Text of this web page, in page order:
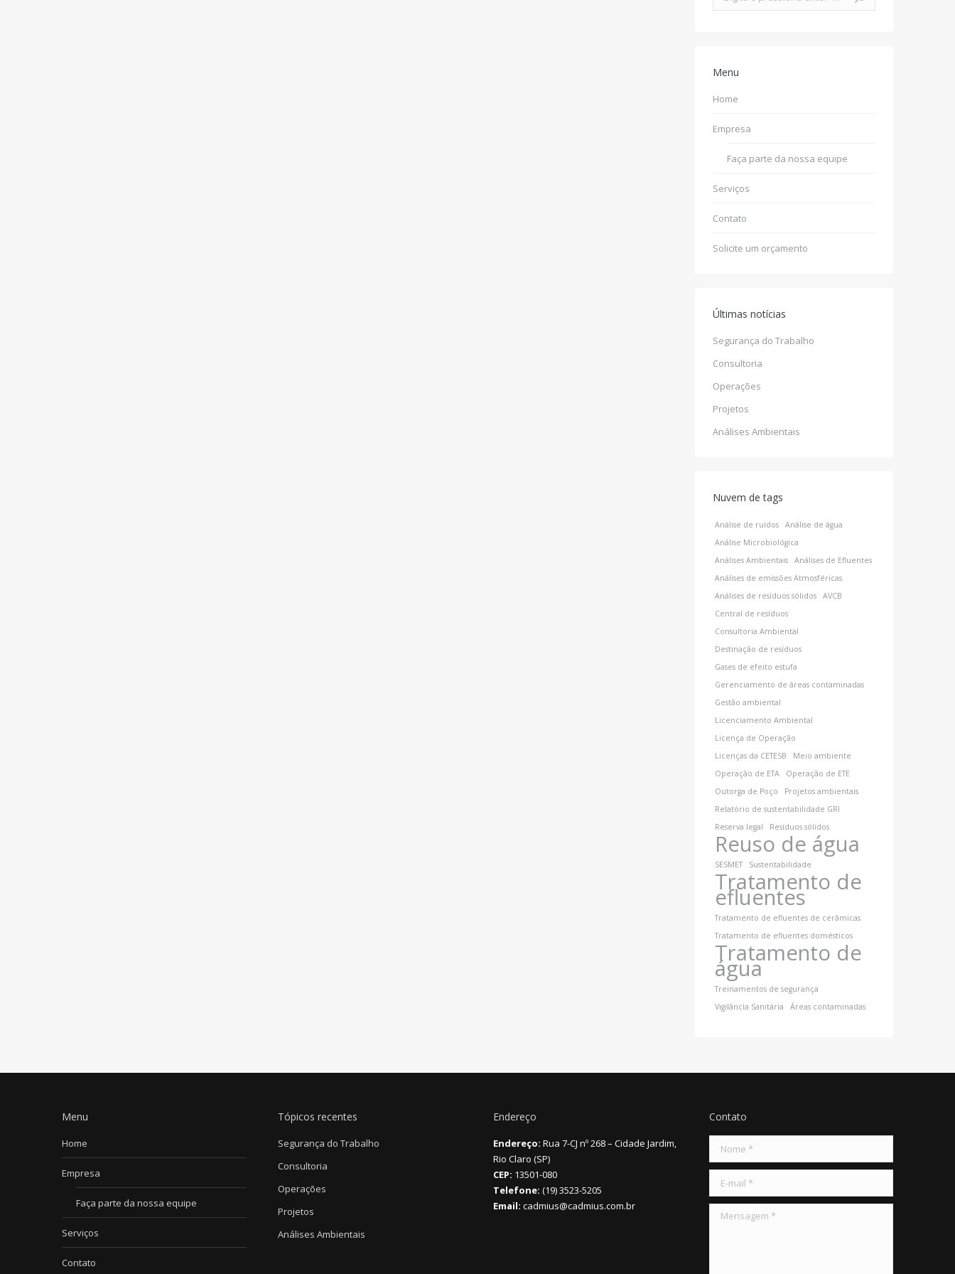
Menu
Home
Empresa
Faça parte da nossa equipe
Serviços
Contato
Solicite um orçamento
Últimas notícias
Segurança do Trabalho
Consultoria
Operações
Projetos
Análises Ambientais
Nuvem de tags
Análise de ruídos
Análise de água
Análise Microbiológica
Análises Ambientais
Análises de Efluentes
Análises de emissões Atmosféricas
Análises de resíduos sólidos
AVCB
Central de resíduos
Consultoria Ambiental
Destinação de resíduos
Gases de efeito estufa
Gerenciamento de áreas contaminadas
Gestão ambiental
Licenciamento Ambiental
Licença de Operação
Licenças da CETESB
Meio ambiente
Operação de ETA
Operação de ETE
Outorga de Poço
Projetos ambientais
Relatório de sustentabilidade GRI
Reserva legal
Resíduos sólidos
Reuso de água
SESMET Sustentabilidade
Tratamento de
efluentes
Tratamento de efluentes de cerâmicas
Tratamento de efluentes domésticos
Tratamento de
água
Treinamentos de segurança
Vigilância Sanitária
Áreas contaminadas
Menu
Home
Empresa
Faça parte da nossa equipe
Serviços
Contato
Tópicos recentes
Segurança do Trabalho
Consultoria
Operações
Projetos
Análises Ambientais
Endereço
Endereço: Rua 7-CJ nº 268 – Cidade Jardim,
Rio Claro (SP)
CEP: 13501-080
Telefone: (19) 3523-5205
Email: cadmius@cadmius.com.br
Contato
Nome *
E-mail *
Mensagem *